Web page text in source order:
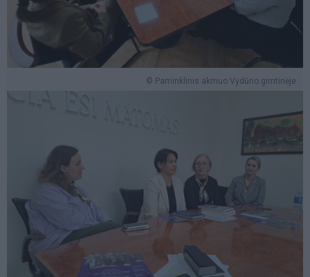
© Paminklinis akmuo Vydūno gimtinėje